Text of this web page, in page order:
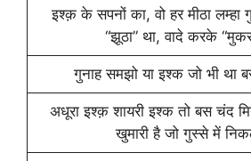
इश्क़ के सपनों का, वो हर मीठा लम्हा
“झूठा” था, वादे करके
गुनाह समझो या इश्क जो भी था
अधूरा इश्क़ शायरी इश्क तो बस चंद
खुमारी है जो गुस्से में